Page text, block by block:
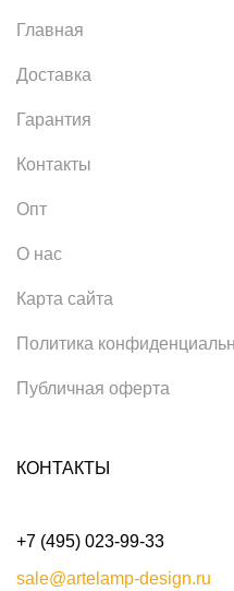
Главная
Доставка
Гарантия
Контакты
Опт
О нас
Карта сайта
Политика
Публичная оферта
КОНТАКТЫ
+7 (495) 023-99-33
sale@artelamp-design.ru